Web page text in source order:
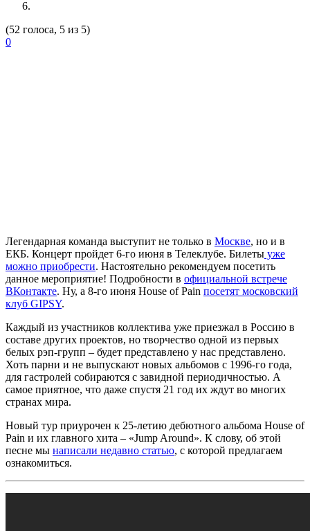
(52 голоса, 5 из 5)
0
Легендарная команда выступит не только в Москве, но и в
ЕКБ. Концерт пройдет 6-го июня в Телеклубе. Билеты уже
можно приобрести. Настоятельно рекомендуем посетить
данное мероприятие! Подробности в официальной встрече
ВКонтакте. Ну, а 8-го июня House of Pain посетят московский
клуб GIPSY.
Каждый из участников коллектива уже приезжал в Россию в
составе других проектов, но творчество одной из первых
белых рэп-групп – будет представлено у нас представлено.
Хоть парни и не выпускают новых альбомов с 1996-го года,
для гастролей собираются с завидной периодичностью. А
самое приятное, что даже спустя 21 год их ждут во многих
странах мира.
Новый тур приурочен к 25-летию дебютного альбома House of
Pain и их главного хита – «Jump Around». К слову, об этой
песне мы написали недавно статью, с которой предлагаем
ознакомиться.